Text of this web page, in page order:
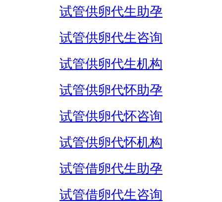
试管供卵代生助孕
试管供卵代生咨询
试管供卵代生机构
试管供卵代怀助孕
试管供卵代怀咨询
试管供卵代怀机构
试管借卵代生助孕
试管借卵代生咨询